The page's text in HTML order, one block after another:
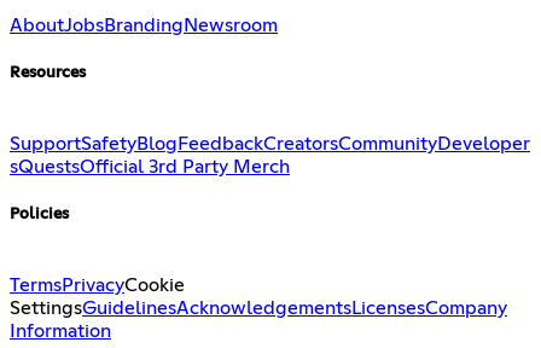
AboutJobsBranding Newsroom
Resources
SupportSafetyBlog FeedbackCreatorsCommunityDeveloper
sQuestsOfficial 3rd Party Merch
Policies
TermsPrivacyCookie
SettingsGuidelinesAcknowledgementsLicensesCompany
Information